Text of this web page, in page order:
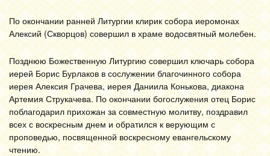
По окончании ранней Литургии клирик собора иеромонах
Алексий (Скворцов) совершил в храме водосвятный молебен.
Позднюю Божественную Литургию совершил ключарь собора
иерей Борис Бурлаков в сослужении благочинного собора
иерея Алексия Грачева, иерея Даниила Конькова, диакона
Артемия Струкачева. По окончании богослужения отец Борис
поблагодарил прихожан за совместную молитву, поздравил
всех с воскресным днем и обратился к верующим с
проповедью, посвященной воскресному евангельскому
чтению.